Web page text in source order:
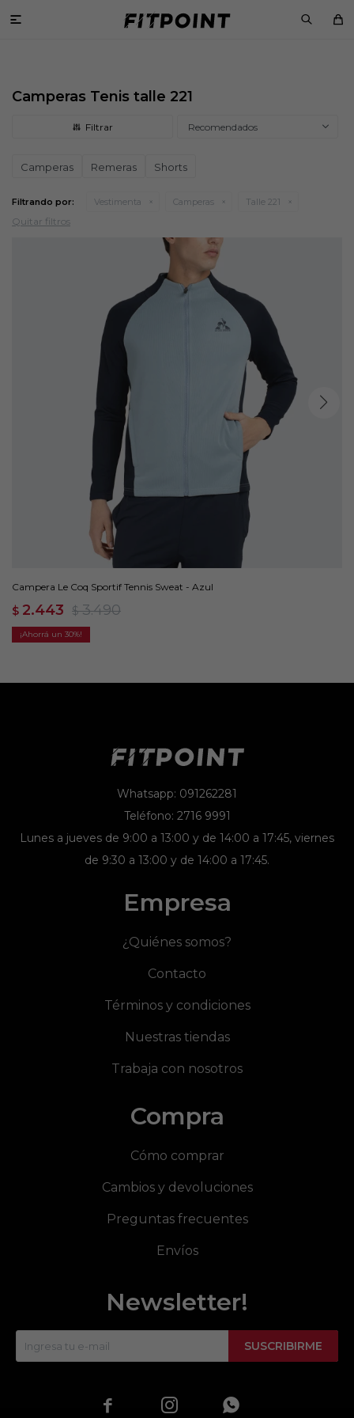

Camperas Tenis talle 221
Recomendados
Camperas Remeras Shorts
Filtrando por: Vestimenta Camperas Talle 221
Quitar filtros
Campera Le Coq Sportif Tennis Sweat - Azul
$ 2.443 $ 3.490
30
Whatsapp: 091262281
Teléfono: 2716 9991
Lunes a jueves de 9:00 a 13:00 y de 14:00 a 17:45, viernes
de 9:30 a 13:00 y de 14:00 a 17:45.
Empresa
¿Quiénes somos?
Contacto
Términos y condiciones
Nuestras tiendas
Trabaja con nosotros
Compra
Cómo comprar
Cambios y devoluciones
Preguntas frecuentes
Envíos
Newsletter!
SUSCRIBIRME
  